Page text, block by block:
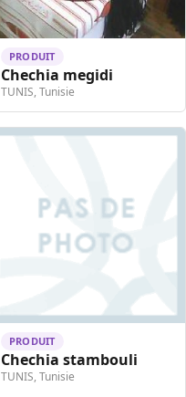
PRODUIT
Chechia megidi
TUNIS, Tunisie
PRODUIT
Chechia stambouli
TUNIS, Tunisie